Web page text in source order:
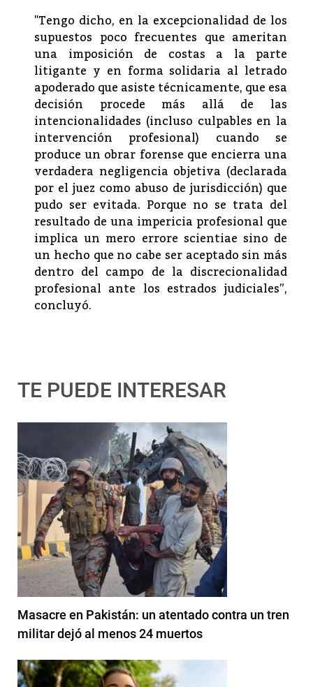
"Tengo dicho, en la excepcionalidad de los
supuestos poco frecuentes que ameritan
una imposición de costas a la parte
litigante y en forma solidaria al letrado
apoderado que asiste técnicamente, que esa
decisión procede más allá de las
intencionalidades (incluso culpables en la
intervención profesional) cuando se
produce un obrar forense que encierra una
verdadera negligencia objetiva (declarada
por el juez como abuso de jurisdicción) que
pudo ser evitada. Porque no se trata del
resultado de una impericia profesional que
implica un mero errore scientiae sino de
un hecho que no cabe ser aceptado sin más
dentro del campo de la discrecionalidad
profesional ante los estrados judiciales”,
concluyó.
TE PUEDE INTERESAR
Masacre en Pakistán: un atentado contra un tren
militar dejó al menos 24 muertos